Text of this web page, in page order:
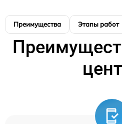
Преимущества Этапы работ